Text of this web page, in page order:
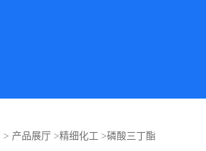
> 产品展厅 >精细化工 >磷酸三丁酯